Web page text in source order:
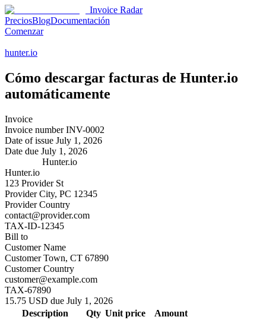
Invoice Radar
PreciosBlogDocumentación
Comenzar
hunter.io
Cómo descargar facturas de Hunter.io
automáticamente
Invoice
Invoice numberINV-0002
Date of issue July 1, 2026
Date due July 1, 2026
Hunter.io
Hunter.io
123 Provider St
Provider City, PC 12345
Provider Country
contact@provider.com
TAX-ID-12345
Bill to
Customer Name
Customer Town, CT 67890
Customer Country
customer@example.com
TAX-67890
15.75 USD due July 1, 2026
Description
Qty Unit price
Amount